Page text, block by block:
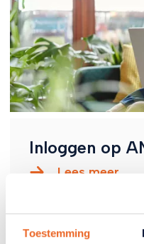
Toestemming
Inloggen op
Lees meer